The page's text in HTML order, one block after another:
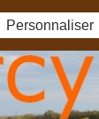
Personnaliser